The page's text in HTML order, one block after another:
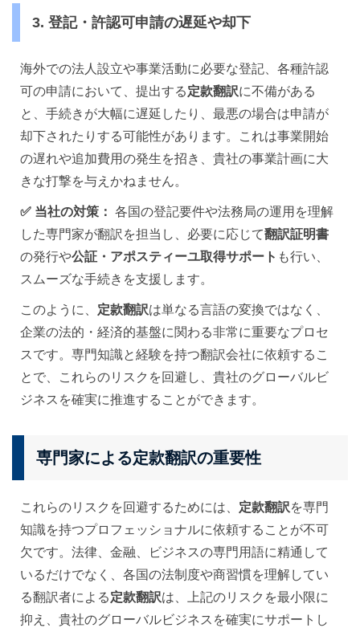
3. 登記・許認可申請の遅延や却下
海外での法人設立や事業活動に必要な登記、各種許認
可の申請において、提出する定款翻訳に不備がある
と、手続きが大幅に遅延したり、最悪の場合は申請が
却下されたりする可能性があります。これは事業開始
の遅れや追加費用の発生を招き、貴社の事業計画に大
きな打撃を与えかねません。
✅ 当社の対策： 各国の登記要件や法務局の運用を理解
した専門家が翻訳を担当し、必要に応じて翻訳証明書
の発行や公証・アポスティーユ取得サポート も行い、
スムーズな手続きを支援します。
このように、 定款翻訳は単なる言語の変換ではなく、
企業の法的・経済的基盤に関わる非常に重要なプロセ
スです。専門知識と経験を持つ翻訳会社に依頼するこ
とで、これらのリスクを回避し、貴社のグローバルビ
ジネスを確実に推進することができます。
専門家による定款翻訳の重要性
これらのリスクを回避するためには、 定款翻訳を専門
知識を持つプロフェッショナルに依頼することが不可
欠です。法律、金融、ビジネスの専門用語に精通して
いるだけでなく、各国の法制度や商習慣を理解してい
る翻訳者による定款翻訳は、上記のリスクを最小限に
抑え、貴社のグローバルビジネスを確実にサポートし